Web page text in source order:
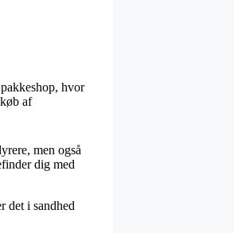
hvor
af
men også
dig med
det i sandhed